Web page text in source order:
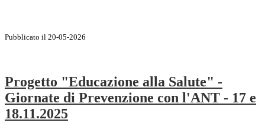
Pubblicato il 20-05-2026
Progetto "Educazione alla Salute" -
Giornate di Prevenzione con l'ANT - 17 e
18.11.2025